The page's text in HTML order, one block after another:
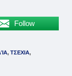
Follow
, ΤΣΕΧΙΑ,